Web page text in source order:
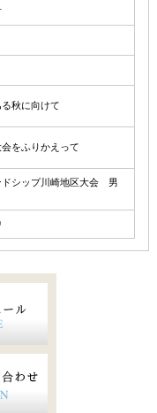
秋に向けて
をふりかえって
ドシップ川崎地区大会 男